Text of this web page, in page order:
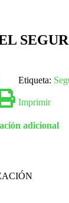
Etiqueta:
Imprimir
adicional